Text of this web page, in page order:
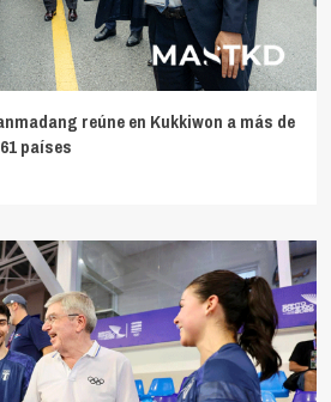
reúne en Kukkiwon a más de
países